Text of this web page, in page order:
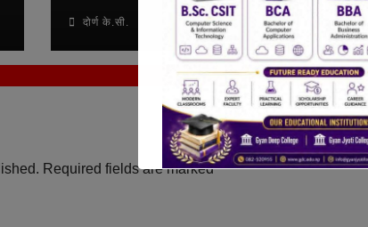
दोर्ण के.सी. १५:२७
Required fields are marked*